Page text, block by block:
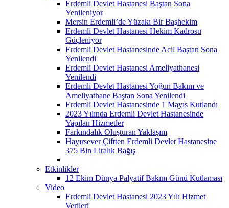
Erdemli Devlet Hastanesi Baştan Sona
Yenileniyor
Mersin Erdemli’de Yüzakı Bir Başhekim
Erdemli Devlet Hastanesi Hekim Kadrosu
Güçleniyor
Erdemli Devlet Hastanesinde Acil Baştan Sona
Yenilendi
Erdemli Devlet Hastanesi Ameliyathanesi
Yenilendi
Erdemli Devlet Hastanesi Yoğun Bakım ve
Ameliyathane Baştan Sona Yenilendi
Erdemli Devlet Hastanesinde 1 Mayıs Kutlandı
2023 Yılında Erdemli Devlet Hastanesinde
Yapılan Hizmetler
Farkındalık Oluşturan Yaklaşım
Hayırsever Çiftten Erdemli Devlet Hastanesine
375 Bin Liralık Bağış
Etkinlikler
12 Ekim Dünya Palyatif Bakım Günü Kutlaması
Video
Erdemli Devlet Hastanesi 2023 Yılı Hizmet
Verileri